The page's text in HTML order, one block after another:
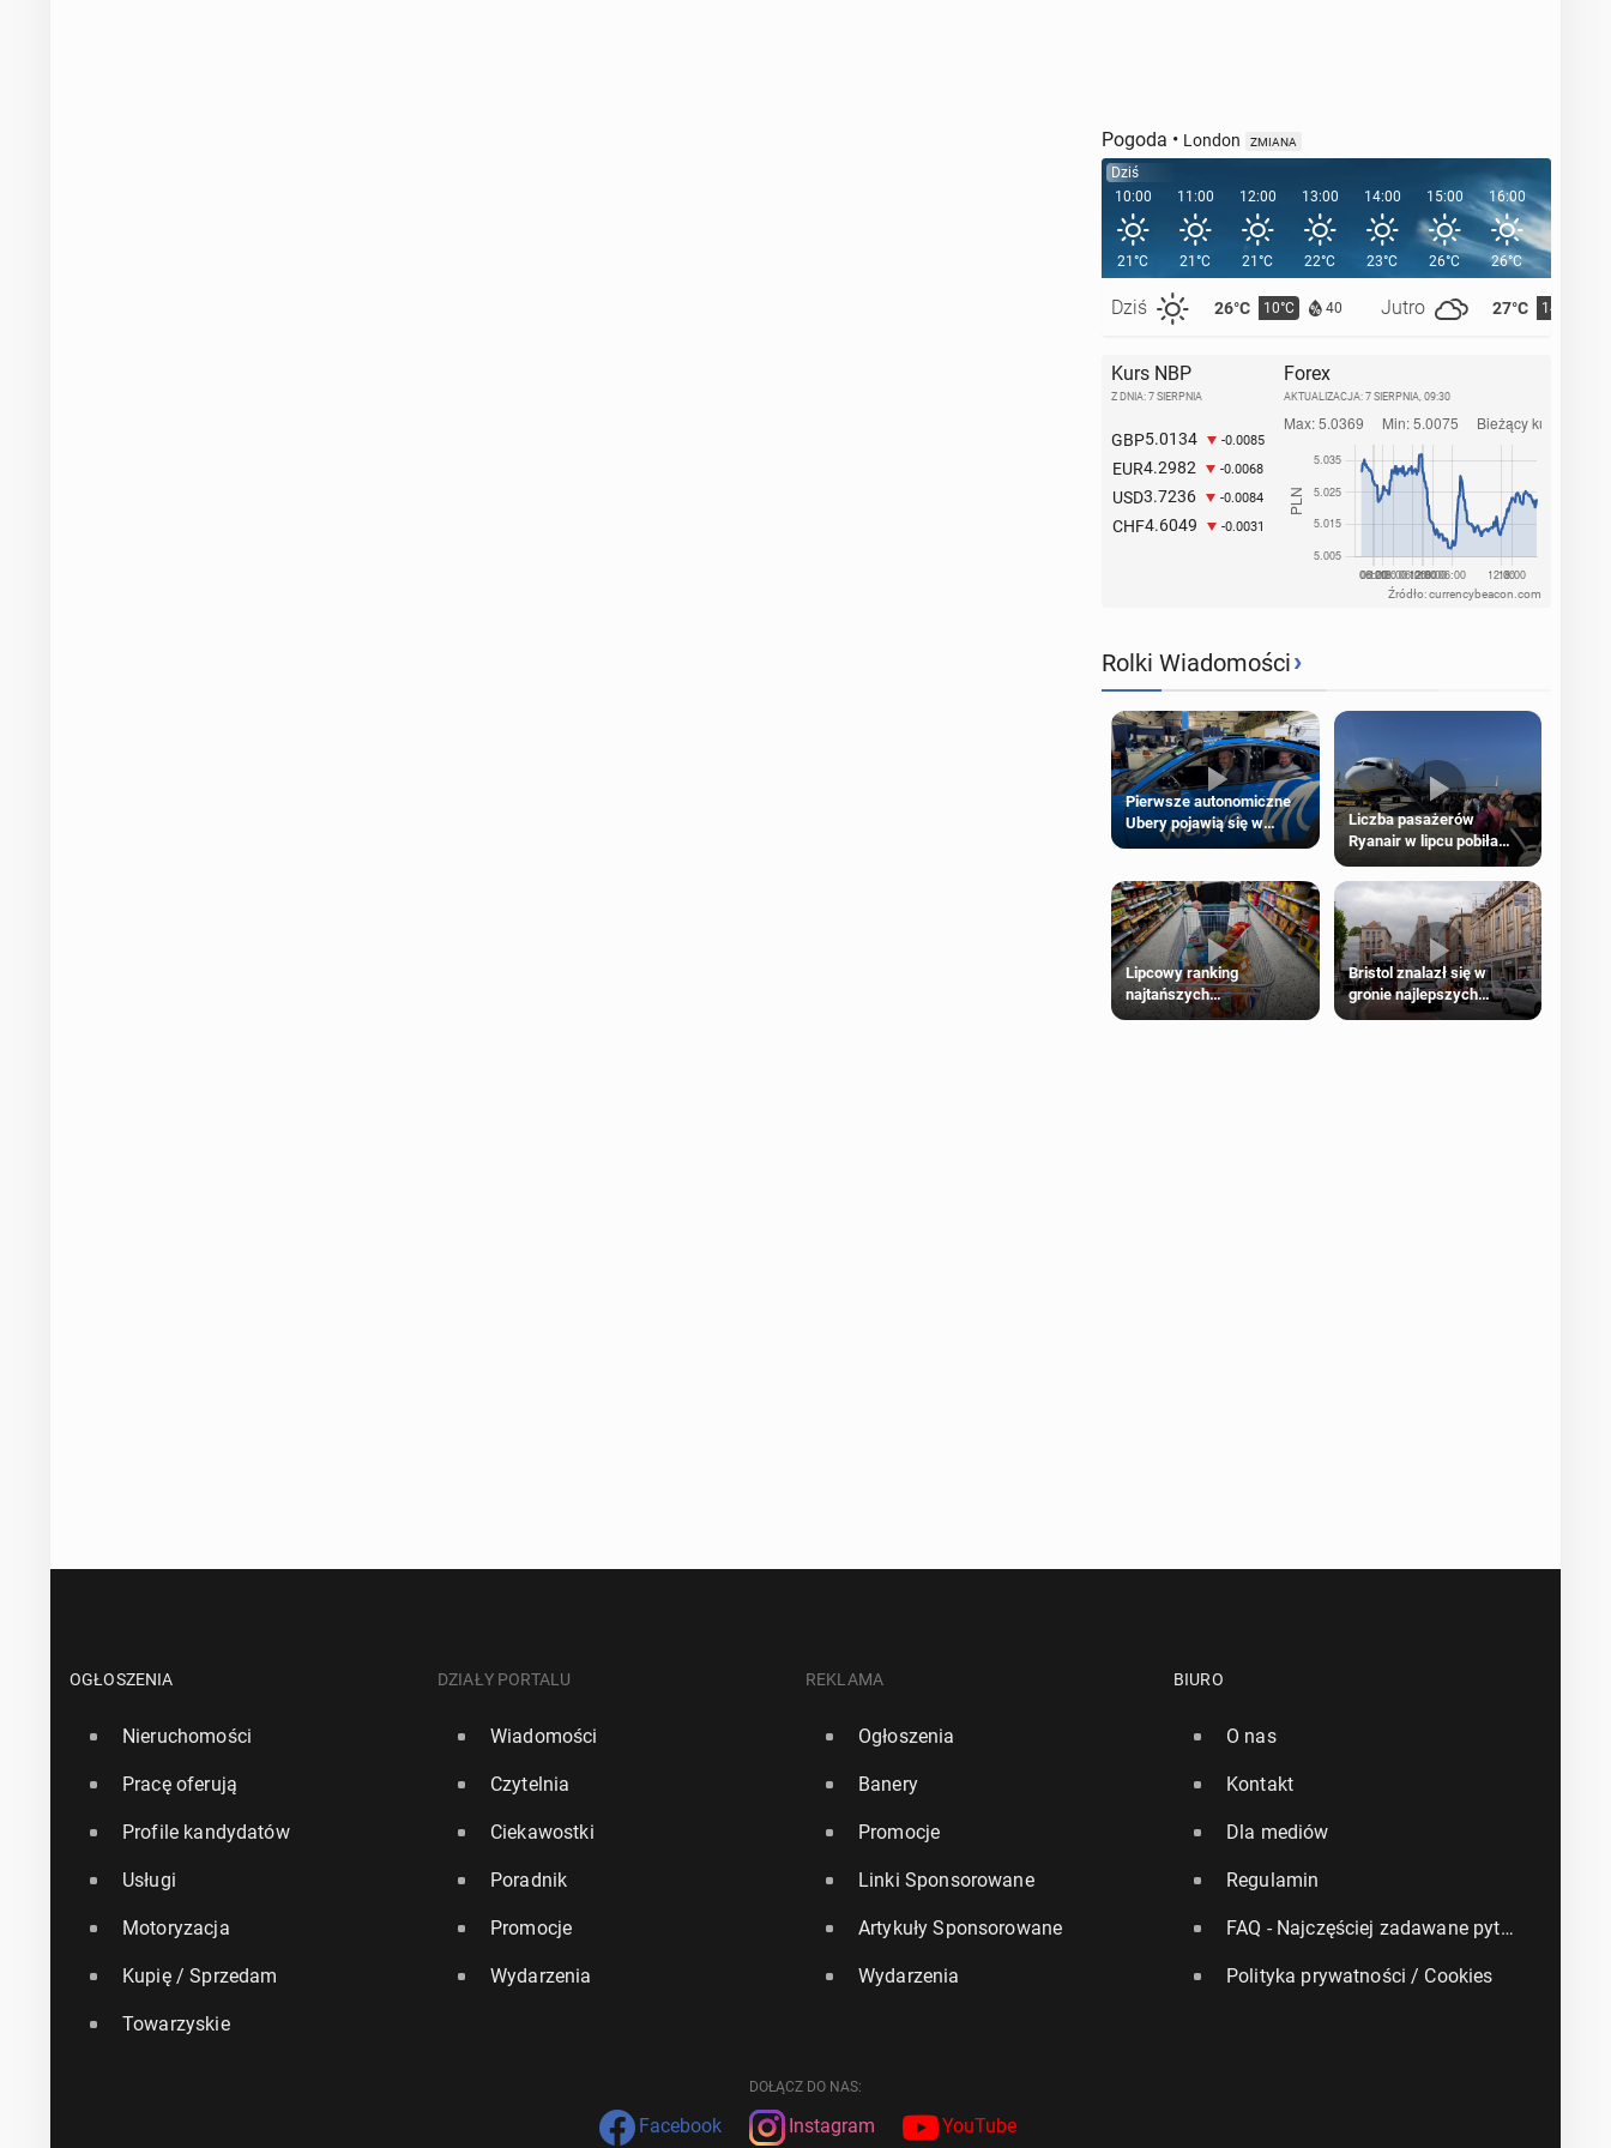
Pogoda • London ZMIANA
Dziś
10:00
21°C
Dziś 26°C 10°C 40 Jutro 27°C 14°C
11:00
21°C
12:00
21°C
13:00
22°C
14:00
23°C
15:00
26°C
16:00
26°C
17:00
Kurs NBP
Z DNIA: 7 SIERPNIA
GBP5.0134 -0.0085
EUR4.2982 -0.0068
USD3.7236 -0.0084
CHF4.6049 -0.0031
Forex
AKTUALIZACJA: 7 SIERPNIA, 09:30
Źródło: currencybeacon.com
Rolki Wiadomości›
Pierwsze autonomiczne
Ubery pojawią się w
Londynie jeszcze tego
Liczba pasażerów
Ryanair w lipcu pobiła
rekord
Lipcowy ranking
najtańszych
supermarketów
Bristol znalazł się w
gronie najlepszych
kierunków podróży na
OGŁOSZENIA
Nieruchomości
Pracę oferują
Profile kandydatów
Usługi
Motoryzacja
Kupię / Sprzedam
Towarzyskie
DZIAŁY PORTALU
Wiadomości
Czytelnia
Ciekawostki
Poradnik
Promocje
Wydarzenia
REKLAMA
Ogłoszenia
Banery
Promocje
Linki Sponsorowane
Artykuły Sponsorowane
Wydarzenia
BIURO
O nas
Kontakt
Dla mediów
Regulamin
FAQ - Najczęściej zadawane pytania
Polityka prywatności / Cookies
DOŁĄCZ DO NAS:
Facebook Instagram YouTube